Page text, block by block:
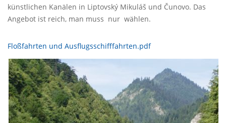
künstlichen Kanälen in Liptovský Mikuláš und Čunovo. Das
Angebot ist reich, man muss nur wählen.
Floßfahrten und Ausflugsschifffahrten.pdf